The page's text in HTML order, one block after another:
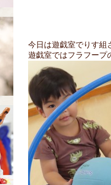
今日は遊戯室でりす
遊戯室ではフラフープ